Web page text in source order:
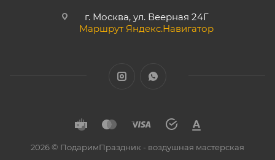
г. Москва, ул. Веерная 24Г
Маршрут Яндекс.Навигатор
2026 © ПодаримПраздник - воздушная мастерская